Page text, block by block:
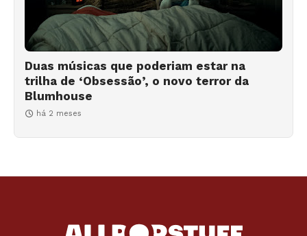
Duas músicas que poderiam estar na
trilha de ‘Obsessão’, o novo terror da
Blumhouse
há 2 meses